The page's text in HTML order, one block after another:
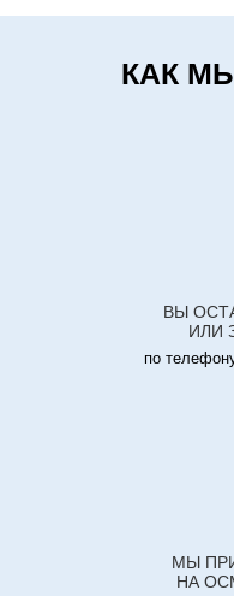
КАК
ВЫ
ИЛИ
по
МЫ
НА